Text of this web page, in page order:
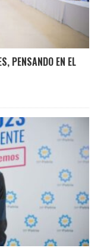
PENSANDO EN EL